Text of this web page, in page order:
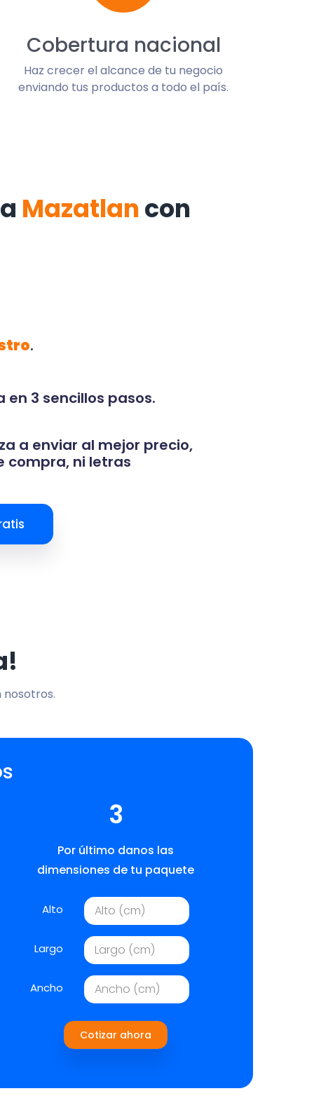
Cobertura nacional
Haz crecer el alcance de tu negocio
enviando tus productos a todo el país.
Mazatlan con
.
3 sencillos pasos.
a enviar al mejor precio,
compra, ni letras
nosotros.
3
Por último danos las
dimensiones de tu paquete
Alto
Largo
Ancho
Cotizar ahora